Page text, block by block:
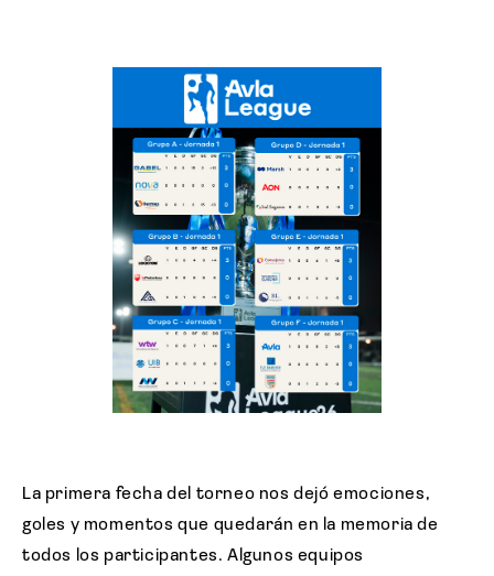
La primera fecha del torneo nos dejó emociones,
goles y momentos que quedarán en la memoria de
todos los participantes. Algunos equipos